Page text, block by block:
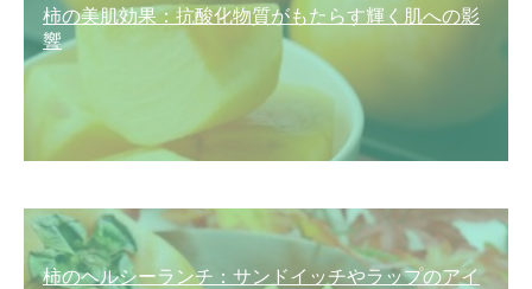
柿の美肌効果：抗酸化物質がもたらす輝く肌への影
響
柿のヘルシーランチ：サンドイッチやラップのアイ